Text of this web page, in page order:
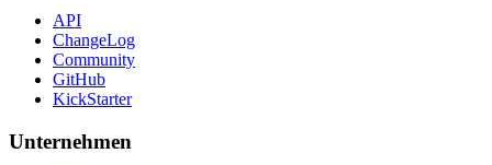
API
ChangeLog
Community
GitHub
KickStarter
Unternehmen